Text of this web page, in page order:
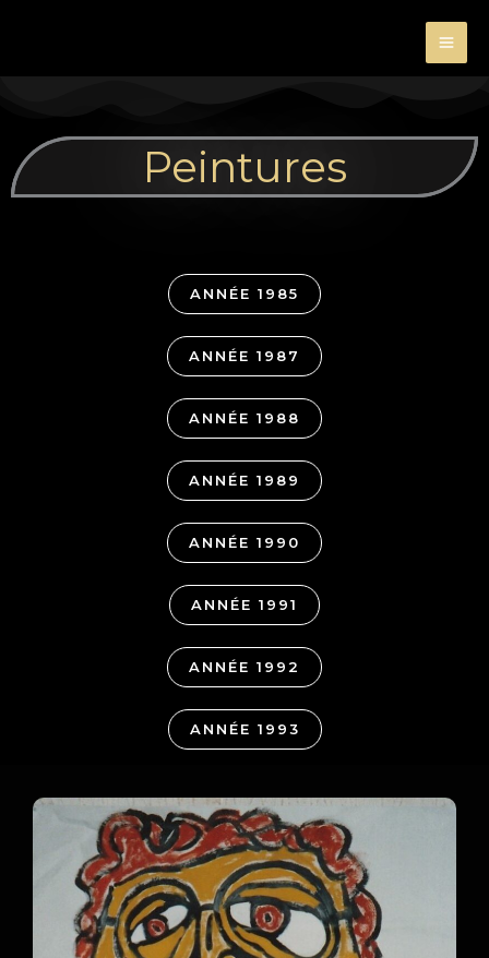
contenu
Peintures
ANNÉE 1985
ANNÉE 1987
ANNÉE 1988
ANNÉE 1989
ANNÉE 1990
ANNÉE 1991
ANNÉE 1992
ANNÉE 1993